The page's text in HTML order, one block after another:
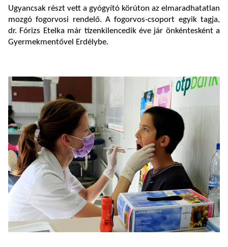
Ugyancsak részt vett a gyógyító körúton az elmaradhatatlan
mozgó fogorvosi rendelő. A fogorvos-csoport egyik tagja,
dr. Fórizs Etelka már tizenkilencedik éve jár önkéntesként a
Gyermekmentővel Erdélybe.